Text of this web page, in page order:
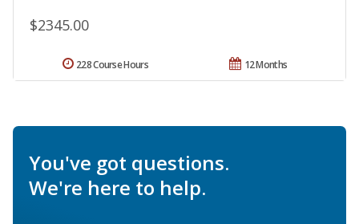
$2345.00
12 Months
228 Course Hours
You've got questions.
We're here to help.